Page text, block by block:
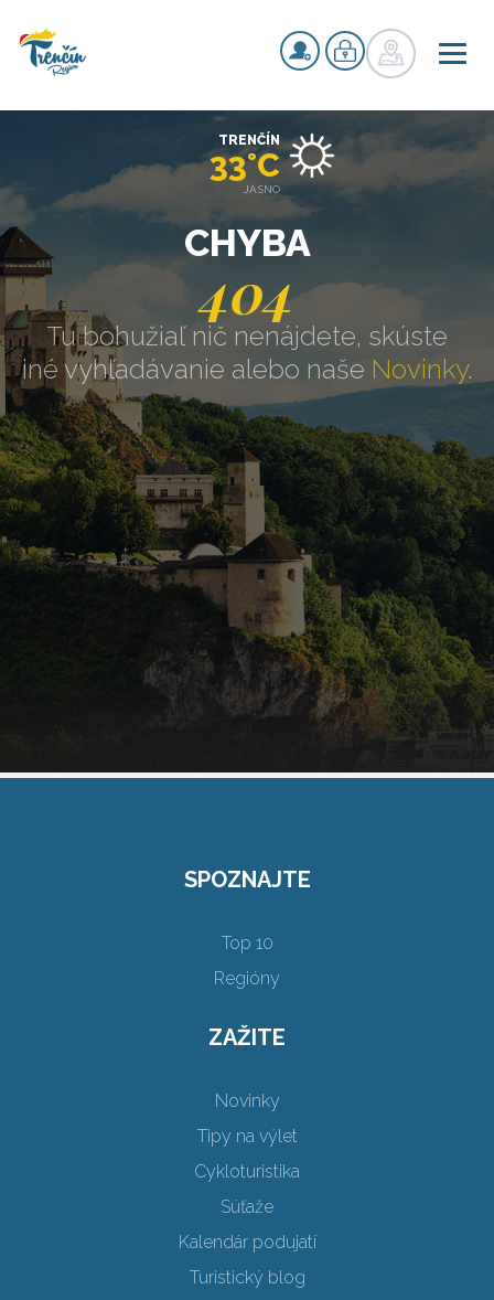
CHYBA
404
Tu bohužiaľ nič nenájdete, skúste
iné vyhľadávanie alebo naše Novinky.
TRENČÍN
33°C
JASNO
SPOZNAJTE
Top 10
Regióny
ZAŽITE
Novinky
Tipy na výlet
Cykloturistika
Súťaže
Kalendár podujatí
Turistický blog